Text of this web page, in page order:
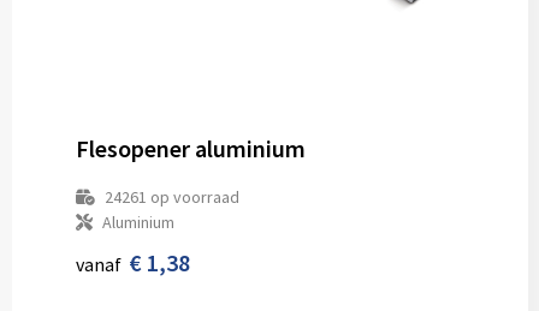
Flesopener aluminium
24261 op voorraad
Aluminium
vanaf € 1,38